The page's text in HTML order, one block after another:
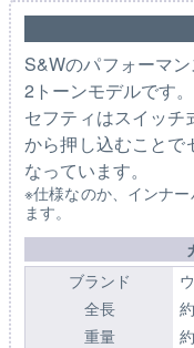
S&Wのパフォーマ
2トーンモデルです。
セフティはスイッチ
から押し込むことで
なっています。
※仕様なのか、インナ
ます。
ブランド
全長
重量